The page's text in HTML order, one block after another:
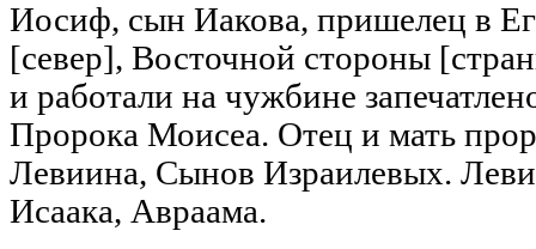
Иосиф, сын Иакова, пришелец в
[север], Восточной стороны
и работали на чужбине
Пророка Моисеа. Отец и мать
Левиина, Сынов Израилевых.
Исаака, Авраама.